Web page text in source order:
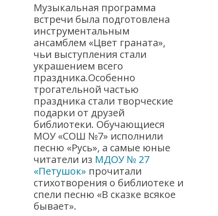
Музыкальная программа
встречи была подготовлена
инструментальным
ансамблем «Цвет граната»,
чьи выступления стали
украшением всего
праздника.Особенно
трогательной частью
праздника стали творческие
подарки от друзей
библиотеки. Обучающиеся
МОУ «СОШ №7» исполнили
песню «Русь», а самые юные
читатели из МДОУ № 27
«Петушок» прочитали
стихотворения о библиотеке и
спели песню «В сказке всякое
бывает».